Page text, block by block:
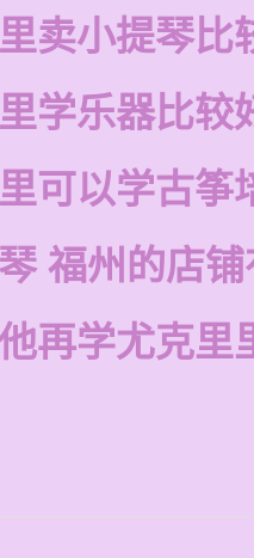
卖小提琴比
学乐器比较
可以学古筝
福州的店
再学尤克里